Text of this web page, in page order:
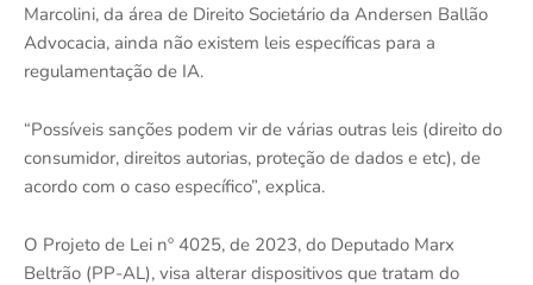
Marcolini, da área de Direito Societário da Andersen Ballão
Advocacia, ainda não existem leis específicas para a
regulamentação de IA.
“Possíveis sanções podem vir de várias outras leis (direito do
consumidor, direitos autorias, proteção de dados e etc), de
acordo com o caso específico”, explica.
O Projeto de Lei nº 4025, de 2023, do Deputado Marx
Beltrão (PP-AL), visa alterar dispositivos que tratam do